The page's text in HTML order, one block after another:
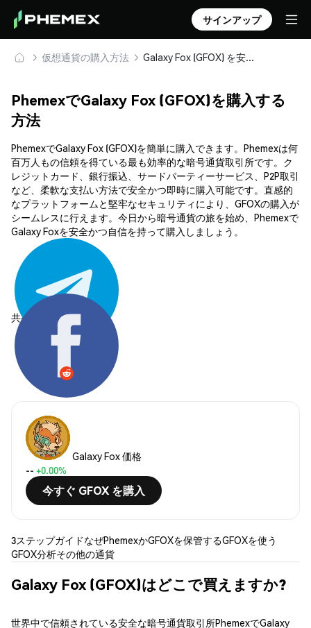
サインアップ
仮想通貨の購入方法 Galaxy Fox (GFOX) を安全に購入・保管
PhemexでGalaxy Fox (GFOX)を購入する
方法
PhemexでGalaxy Fox (GFOX)を簡単に購入できます。Phemexは何
百万人もの信頼を得ている最も効率的な暗号通貨取引所です。ク
レジットカード、銀行振込、サードパーティーサービス、P2P取引
など、柔軟な支払い方法で安全かつ即時に購入可能です。直感的
なプラットフォームと堅牢なセキュリティにより、GFOXの購入が
シームレスに行えます。今日から暗号通貨の旅を始め、Phemexで
Galaxy Foxを安全かつ自信を持って購入しましょう。
共有する:
Galaxy Fox 価格
-- +0.00%
今すぐ GFOX を購入
3ステップガイドなぜPhemexかGFOXを保管するGFOXを使う
GFOX分析その他の通貨
Galaxy Fox (GFOX)はどこで買えますか?
世界中で信頼されている安全な暗号通貨取引所PhemexでGalaxy